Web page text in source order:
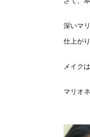
深いマ
仕上が
メイク
マリオ